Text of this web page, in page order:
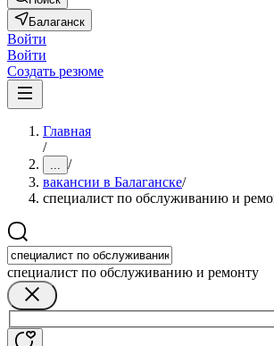
Балаганск
Войти
Войти
Создать резюме
Главная
/
... /
вакансии в Балаганске/
специалист по обслуживанию и
специалист по обслуживанию и ремонту